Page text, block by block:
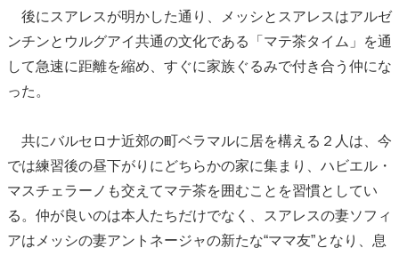
後にスアレスが明かした通り、メッシとスアレスはアルゼ
ンチンとウルグアイ共通の文化である「マテ茶タイム」を通
して急速に距離を縮め、すぐに家族ぐるみで付き合う仲にな
った。
共にバルセロナ近郊の町ベラマルに居を構える２人は、今
では練習後の昼下がりにどちらかの家に集まり、ハビエル・
マスチェラーノも交えてマテ茶を囲むことを習慣としてい
る。仲が良いのは本人たちだけでなく、スアレスの妻ソフィ
アはメッシの妻アントネージャの新たな“ママ友”となり、息